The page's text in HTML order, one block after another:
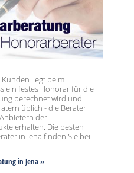
liegt beim
ein festes Honorar für die
berechnet wird und
üblich - die Berater
der
erhalten. Die besten
in Jena finden Sie bei
in Jena »